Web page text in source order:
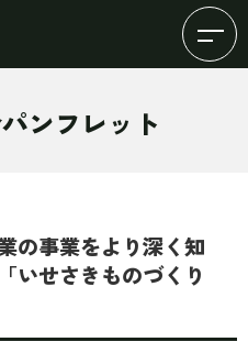
ンフレット
の事業をより深く知
いせさきものづくり